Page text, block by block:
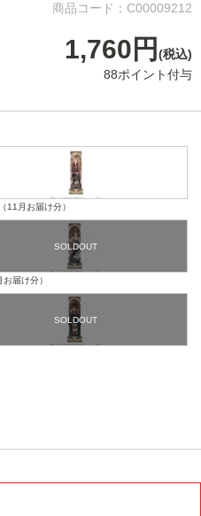
商品コード：C00009212
1,760円 (税込)
88ポイント付与
11月お届け分）
届け分）